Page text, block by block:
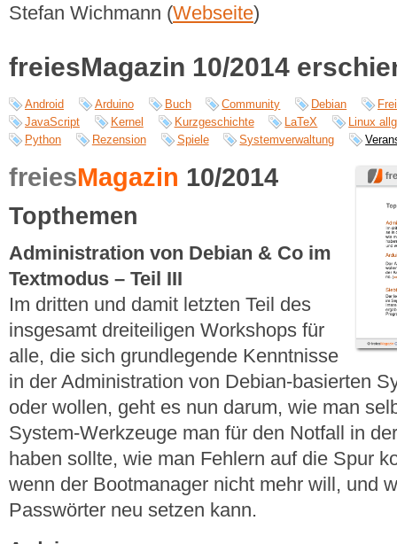
Stefan Wichmann (Webseite)
freiesMagazin 10/2014
Android Arduino Buch Community Debian
JavaScript
Kernel Kurzgeschichte LaTeX
Linux
Python
Rezension Spiele Systemverwaltung
freiesMagazin 10/2014
Topthemen
Administration von Debian & Co im
Textmodus – Teil III
Im dritten und damit letzten Teil des
insgesamt dreiteiligen Workshops für
alle, die sich grundlegende Kenntnisse
in der Administration von Debian-basierten
oder wollen, geht es nun darum, wie man
System-Werkzeuge man für den Notfall in
haben sollte, wie man Fehlern auf die Spur
wenn der Bootmanager nicht mehr will, und
Passwörter neu setzen kann.